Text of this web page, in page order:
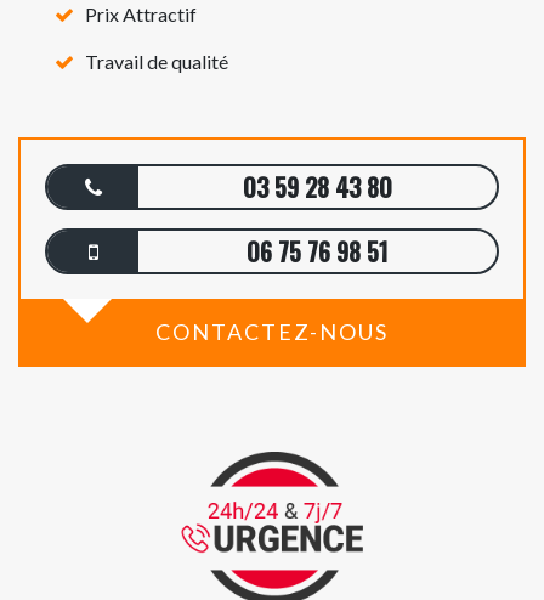
Prix Attractif
Travail de qualité
03 59 28 43 80
06 75 76 98 51
CONTACTEZ-NOUS